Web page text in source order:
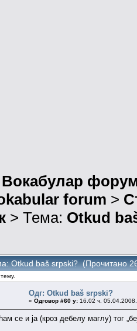
Вокабулар
forum >
> Тема: Otkud
Otkud baš srpski? (Прочитано
Одг: Otkud baš srpski?
« Одговор #60 у: 16.02 ч.
се и ја (кроз дебелу маглу) тог